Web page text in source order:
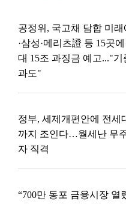
공정위, 국고채 담합 미래
·삼성·메리츠證 등 15곳에
대 15조 과징금 예고..."기
과도"
정부, 세제개편안에 전세
까지 조인다…월세난 무
자 직격
“700만 동포 금융시장 열